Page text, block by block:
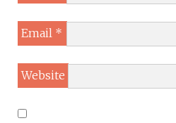
Email *
Website